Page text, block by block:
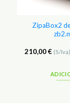
ZipaBox2
210,00€ (S/Iva)